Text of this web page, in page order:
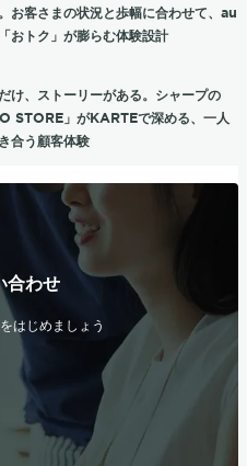
お客さまの状況と歩幅に合わせて、au
おトク」が膨らむ体験設計
け、ストーリーがある。シャープの
STORE」がKARTEで深める、一人
合う顧客体験
合わせ
はじめましょう